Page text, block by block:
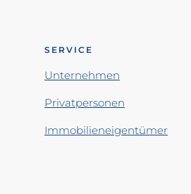
SERVICE
Unternehmen
Privatpersonen
Immobilieneigentümer